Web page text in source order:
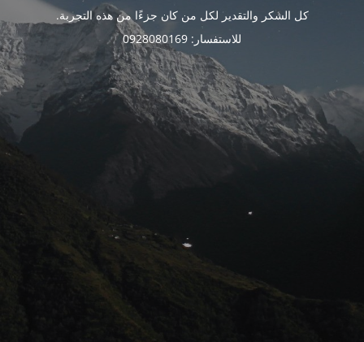
كل الشكر والتقدير لكل من كان جزءًا من هذه التجربة.
للاستفسار: 0928080169